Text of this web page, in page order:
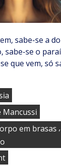
sabe-se a
sabe-se o
que vem, só
Mancussi
em brasas ,
on